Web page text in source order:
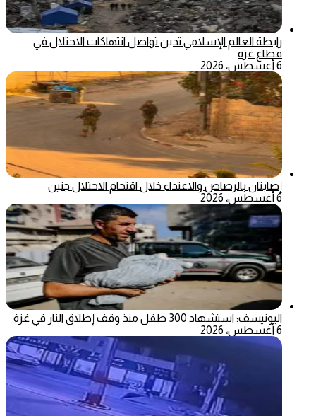
رابطة العالم الإسلامي تدين تواصل انتهاكات الاحتلال في
قطاع غزة
6 أغسطس، 2026
إصابتان بالرصاص والاعتداء خلال اقتحام الاحتلال جنين
6 أغسطس، 2026
اليونيسف: استشهاد 300 طفل منذ وقف إطلاق النار في غزة
6 أغسطس، 2026